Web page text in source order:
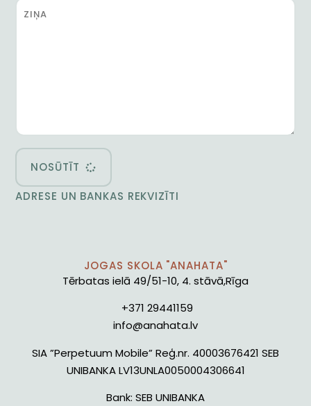
NOSŪTĪT
ADRESE UN BANKAS REKVIZĪTI
JOGAS SKOLA "ANAHATA"
Tērbatas ielā 49/51-10, 4. stāvā,Rīga
+371 29441159
info@anahata.lv
SIA ”Perpetuum Mobile” Reģ.nr. 40003676421 SEB
UNIBANKA LV13UNLA0050004306641
Bank: SEB UNIBANKA